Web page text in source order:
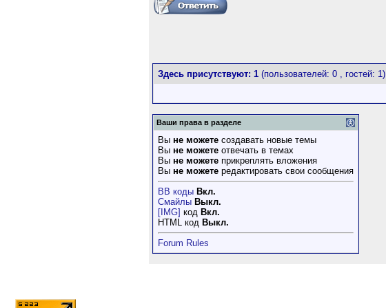
Здесь присутствуют: 1 (пользователей: 0 , гостей: 1)
Ваши права в разделе
Вы не можете создавать новые темы
Вы не можете отвечать в темах
Вы не можете прикреплять вложения
Вы не можете редактировать свои сообщения
BB коды Вкл.
Смайлы Выкл.
[IMG] код Вкл.
HTML код Выкл.
Forum Rules